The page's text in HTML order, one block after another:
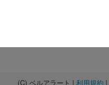
(C) ベルアラート | 利用規約 |